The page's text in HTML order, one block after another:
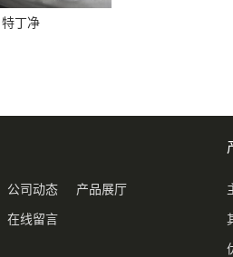
特丁净
公司动态 产品展厅
在线留言